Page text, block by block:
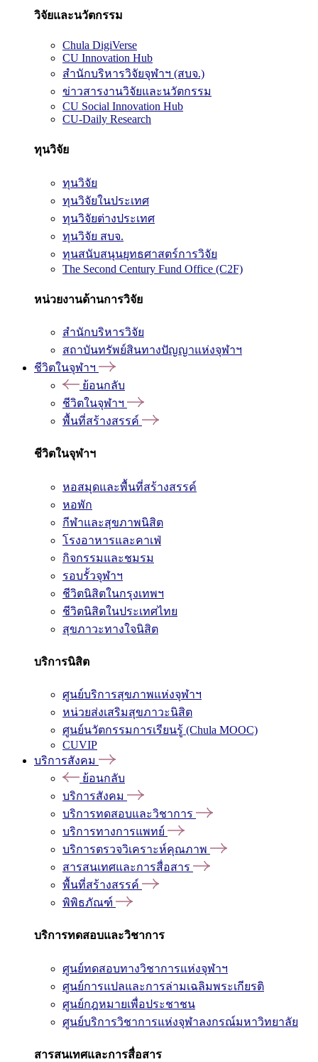
วิจัยและนวัตกรรม
Chula DigiVerse
CU Innovation Hub
สำนักบริหารวิจัยจุฬาฯ (สบจ.)
ข่าวสารงานวิจัยและนวัตกรรม
CU Social Innovation Hub
CU-Daily Research
ทุนวิจัย
ทุนวิจัย
ทุนวิจัยในประเทศ
ทุนวิจัยต่างประเทศ
ทุนวิจัย สบจ.
ทุนสนับสนุนยุทธศาสตร์การวิจัย
The Second Century Fund Office (C2F)
หน่วยงานด้านการวิจัย
สำนักบริหารวิจัย
สถาบันทรัพย์สินทางปัญญาแห่งจุฬาฯ
ชีวิตในจุฬาฯ
ย้อนกลับ
ชีวิตในจุฬาฯ
พื้นที่สร้างสรรค์
ชีวิตในจุฬาฯ
หอสมุดและพื้นที่สร้างสรรค์
หอพัก
กีฬาและสุขภาพนิสิต
โรงอาหารและคาเฟ่
กิจกรรมและชมรม
รอบรั้วจุฬาฯ
ชีวิตนิสิตในกรุงเทพฯ
ชีวิตนิสิตในประเทศไทย
สุขภาวะทางใจนิสิต
บริการนิสิต
ศูนย์บริการสุขภาพแห่งจุฬาฯ
หน่วยส่งเสริมสุขภาวะนิสิต
ศูนย์นวัตกรรมการเรียนรู้ (Chula MOOC)
CUVIP
บริการสังคม
ย้อนกลับ
บริการสังคม
บริการทดสอบและวิชาการ
บริการทางการแพทย์
บริการตรวจวิเคราะห์คุณภาพ
สารสนเทศและการสื่อสาร
พื้นที่สร้างสรรค์
พิพิธภัณฑ์
บริการทดสอบและวิชาการ
ศูนย์ทดสอบทางวิชาการแห่งจุฬาฯ
ศูนย์การแปลและการล่ามเฉลิมพระเกียรติ
ศูนย์กฎหมายเพื่อประชาชน
ศูนย์บริการวิชาการแห่งจุฬาลงกรณ์มหาวิทยาลัย
สารสนเทศและการสื่อสาร